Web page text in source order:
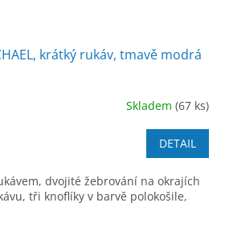
krátký rukáv, tmavě modrá
Skladem (67 ks)
DETAIL
dvojité žebrování na okrajích
tři knoflíky v barvě polokošile,